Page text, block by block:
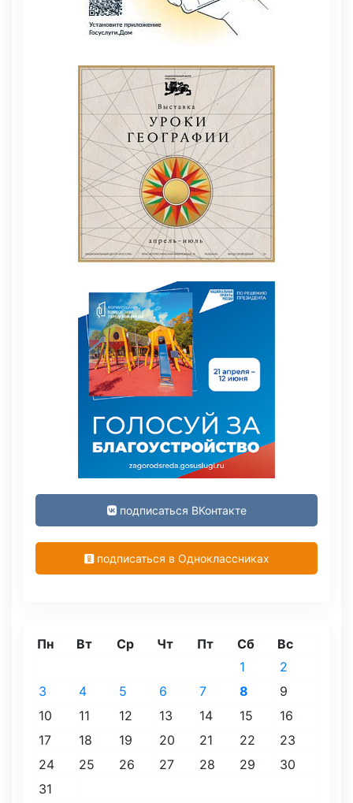
подписаться ВКонтакте
подписаться в Одноклассниках
Пн Вт Ср Чт Пт Сб
Вс
1
2
3
4 5 6 7 8
9
10
11 12 13 14 15
16
17
18 19 20 21 22
23
24
25 26 27 28 29
30
31